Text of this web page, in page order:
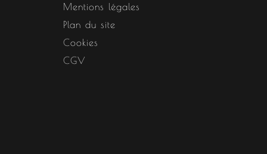
Mentions légales
Plan du site
Cookies
CGV